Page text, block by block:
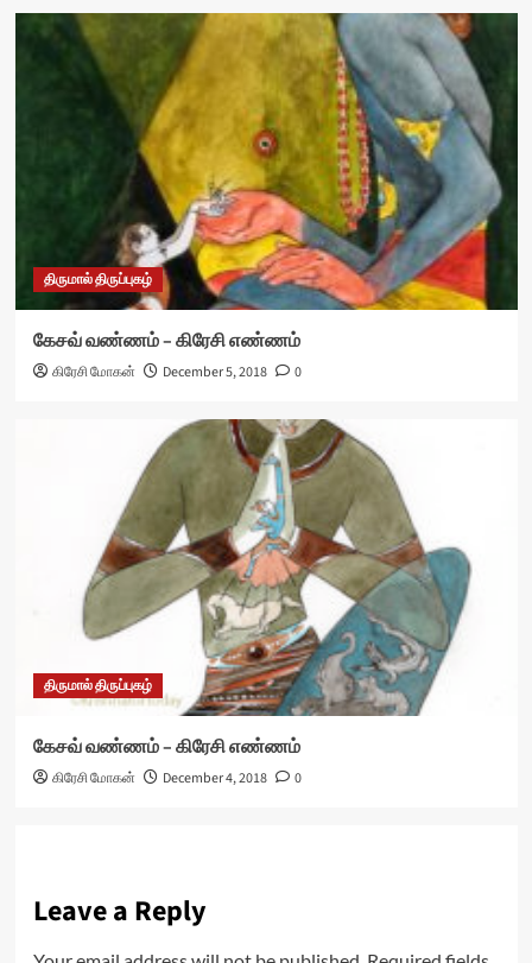
திருமால் திருப்புகழ்
கேசவ் வண்ணம் – கிரேசி எண்ணம்
கிரேசி மோகன் December 5, 2018 0
திருமால் திருப்புகழ்
கேசவ் வண்ணம் – கிரேசி எண்ணம்
கிரேசி மோகன் December 4, 2018 0
Leave a Reply